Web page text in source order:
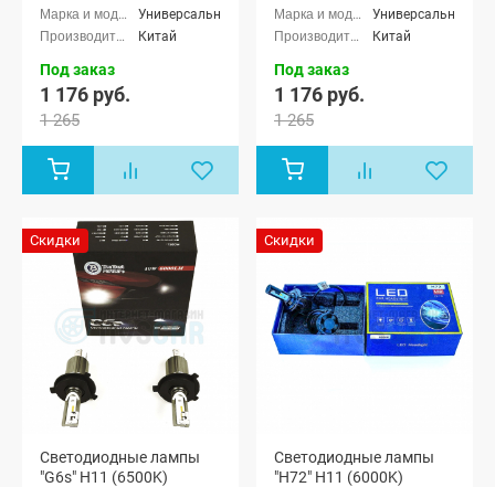
Универсальные
Китай
Под заказ
1 176 руб.
1 265
Универсальные
Китай
Под заказ
1 176 руб.
1 265
Скидки
Светодиодные лампы
"G6s" H11 (6500K)
Скидки
Светодиодные лампы
"H72" H11 (6000K)